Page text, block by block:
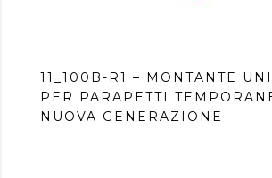
11_100B-R1 – MONTANTE
PER PARAPETTI
NUOVA GENERAZIONE